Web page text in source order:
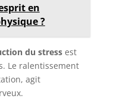
en
?
du stressest
Le ralentissement
agit